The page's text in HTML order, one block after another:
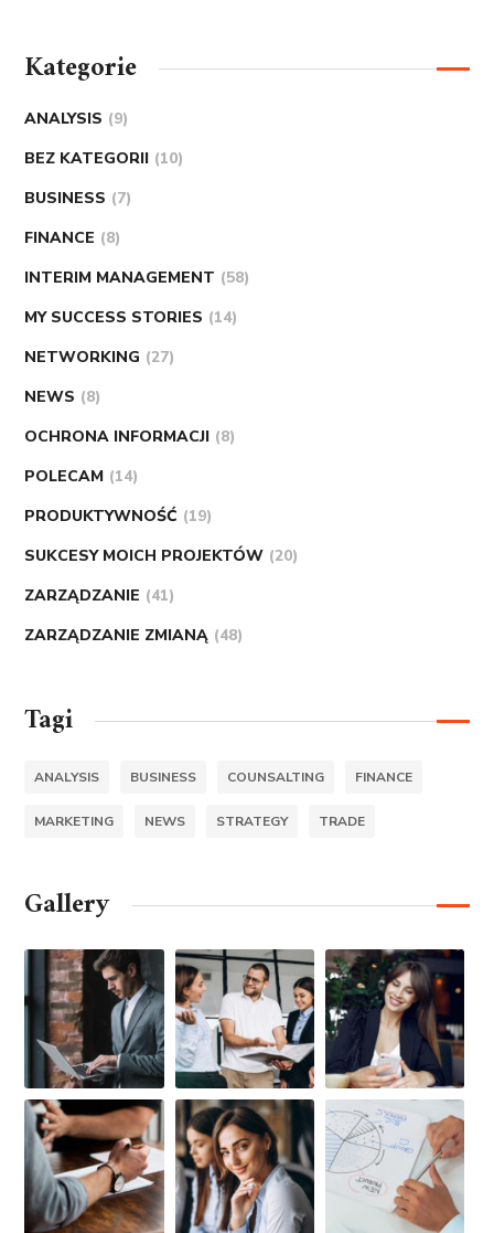
Kategorie
ANALYSIS (9)
BEZ KATEGORII (10)
BUSINESS (7)
FINANCE (8)
INTERIM MANAGEMENT (58)
MY SUCCESS STORIES (14)
NETWORKING (27)
NEWS (8)
OCHRONA INFORMACJI (8)
POLECAM (14)
PRODUKTYWNOŚĆ (19)
SUKCESY MOICH PROJEKTÓW (20)
ZARZĄDZANIE (41)
ZARZĄDZANIE ZMIANĄ (48)
Tagi
ANALYSIS BUSINESS COUNSALTING FINANCE
MARKETING NEWS STRATEGY TRADE
Gallery